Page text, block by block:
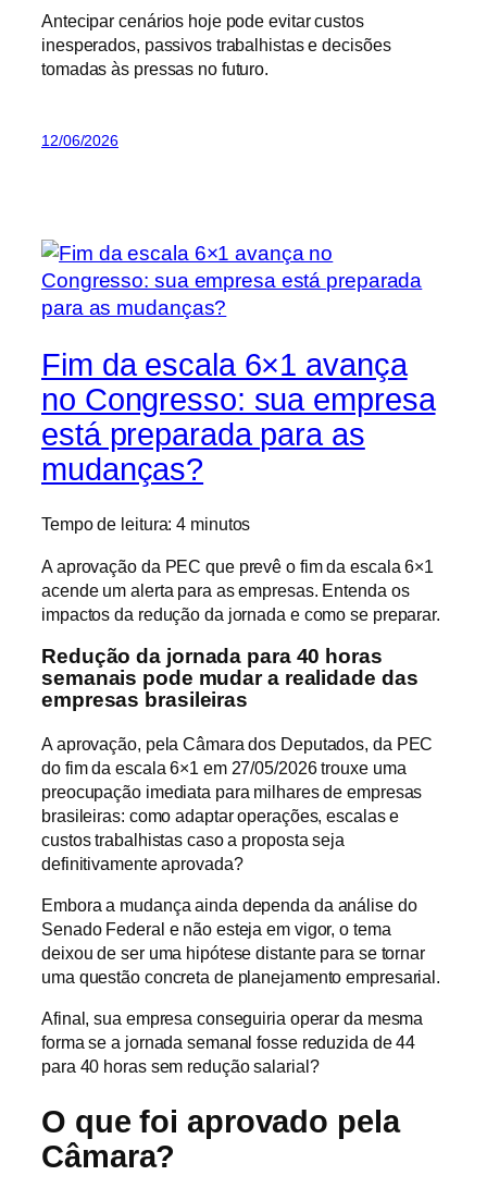
Antecipar cenários hoje pode evitar custos
inesperados, passivos trabalhistas e decisões
tomadas às pressas no futuro.
12/06/2026
Fim da escala 6×1 avança
no Congresso: sua empresa
está preparada para as
mudanças?
Tempo de leitura:4 minutos
A aprovação da PEC que prevê o fim da escala 6×1
acende um alerta para as empresas. Entenda os
impactos da redução da jornada e como se preparar.
Redução da jornada para 40 horas
semanais pode mudar a realidade das
empresas brasileiras
A aprovação, pela Câmara dos Deputados, da PEC
do fim da escala 6×1 em 27/05/2026 trouxe uma
preocupação imediata para milhares de empresas
brasileiras: como adaptar operações, escalas e
custos trabalhistas caso a proposta seja
definitivamente aprovada?
Embora a mudança ainda dependa da análise do
Senado Federal e não esteja em vigor, o tema
deixou de ser uma hipótese distante para se tornar
uma questão concreta de planejamento empresarial.
Afinal, sua empresa conseguiria operar da mesma
forma se a jornada semanal fosse reduzida de 44
para 40 horas sem redução salarial?
O que foi aprovado pela
Câmara?